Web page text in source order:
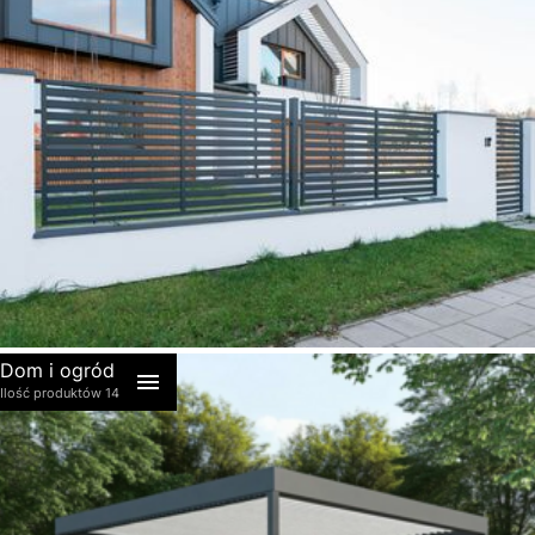
akcesoria
Dom i ogród
Ilość produktów 14